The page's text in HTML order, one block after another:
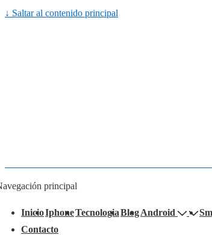
↓ Saltar al contenido principal
principal
InicioIphoneTecnologiaBlogAndroid
Contacto